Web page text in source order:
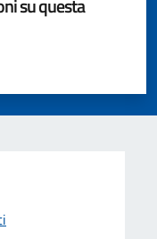
su questa